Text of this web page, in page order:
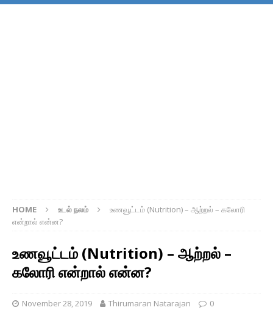
HOME உடல் நலம்
உணவூட்டம் (Nutrition) – ஆற்றல் – கலோரி
என்றால் என்ன?
உணவூட்டம் (Nutrition) – ஆற்றல் –
கலோரி என்றால் என்ன?
November 28, 2019 Thirumaran Natarajan 0